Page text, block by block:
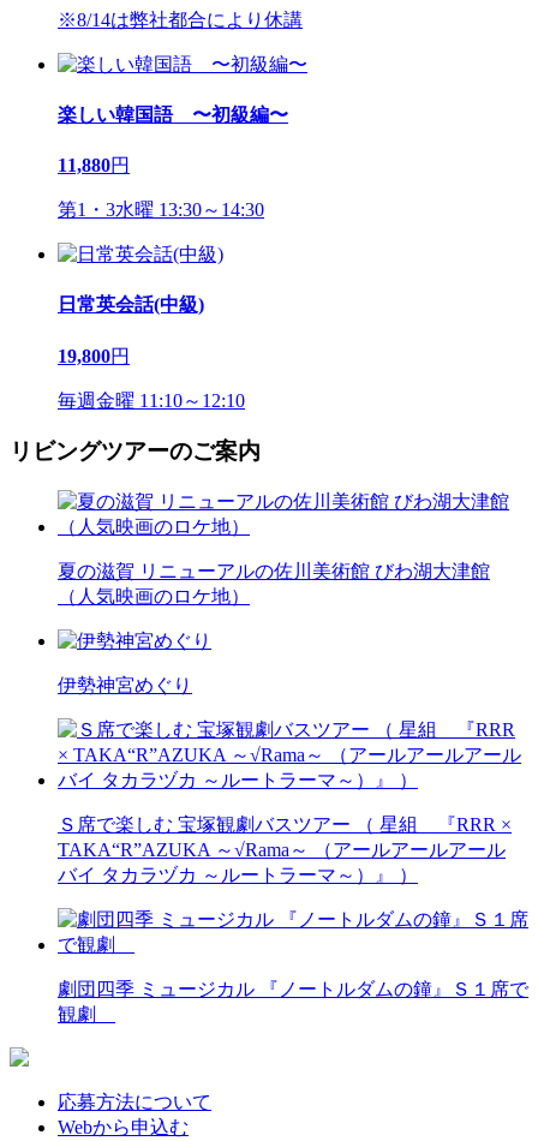
※8/14は弊社都合により休講
楽しい韓国語 〜初級編〜
11,880円
第1・3水曜 13:30～14:30
日常英会話(中級)
19,800円
毎週金曜 11:10～12:10
リビングツアーのご案内
夏の滋賀 リニューアルの佐川美術館 びわ湖大津館
（人気映画のロケ地）
伊勢神宮めぐり
Ｓ席で楽しむ 宝塚観劇バスツアー （ 星組 『RRR ×
TAKA“R”AZUKA ～√Rama～ （アールアールアール
バイ タカラヅカ ～ルートラーマ～）』 ）
劇団四季 ミュージカル 『ノートルダムの鐘』Ｓ１席で
観劇
応募方法について
Webから申込む